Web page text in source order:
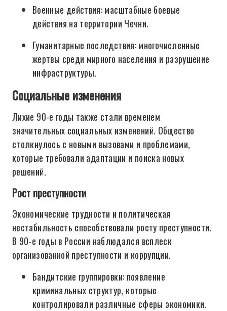
Военные действия: масштабные боевые
действия на территории Чечни.
Гуманитарные последствия: многочисленные
жертвы среди мирного населения и разрушение
инфраструктуры.
Социальные изменения
Лихие 90-е годы также стали временем
значительных социальных изменений. Общество
столкнулось с новыми вызовами и проблемами,
которые требовали адаптации и поиска новых
решений.
Рост преступности
Экономические трудности и политическая
нестабильность способствовали росту преступности.
В 90-е годы в России наблюдался всплеск
организованной преступности и коррупции.
Бандитские группировки: появление
криминальных структур, которые
контролировали различные сферы экономики.